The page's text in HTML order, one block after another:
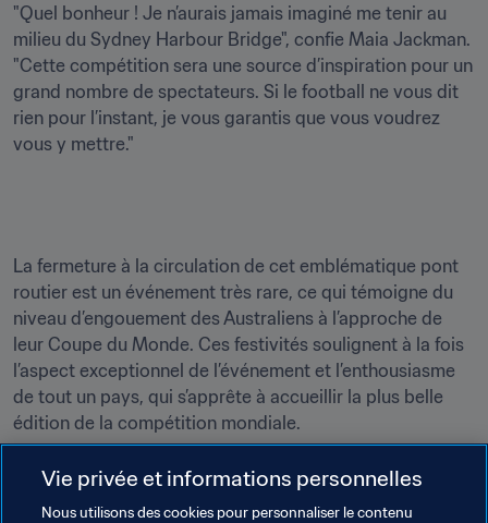
"Quel bonheur ! Je n’aurais jamais imaginé me tenir au
milieu du Sydney Harbour Bridge", confie Maia Jackman.
"Cette compétition sera une source d’inspiration pour un
grand nombre de spectateurs. Si le football ne vous dit
rien pour l’instant, je vous garantis que vous voudrez
vous y mettre."
La fermeture à la circulation de cet emblématique pont
routier est un événement très rare, ce qui témoigne du
niveau d’engouement des Australiens à l’approche de
leur Coupe du Monde. Ces festivités soulignent à la fois
l’aspect exceptionnel de l’événement et l’enthousiasme
de tout un pays, qui s’apprête à accueillir la plus belle
édition de la compétition mondiale.
Le message est passé : préparez-vous à assister à une
Vie privée et informations personnelles
Nous utilisons des cookies pour personnaliser le contenu